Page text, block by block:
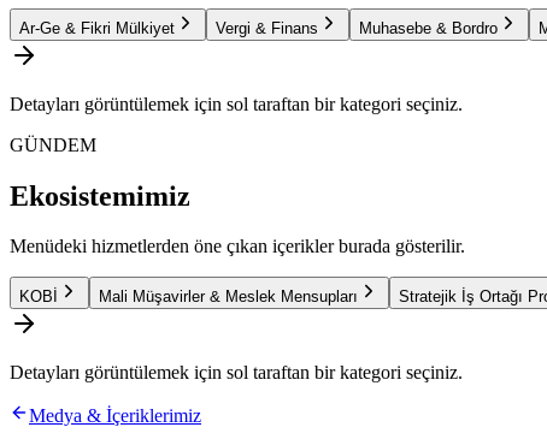
Ar-Ge & Fikri Mülkiyet Vergi & Finans Muhasebe & Bordro
Detayları görüntülemek için sol taraftan bir kategori seçiniz.
GÜNDEM
Ekosistemimiz
Menüdeki hizmetlerden öne çıkan içerikler burada gösterilir.
KOBİ Mali Müşavirler & Meslek Mensupları Stratejik İş Ortağı
Detayları görüntülemek için sol taraftan bir kategori seçiniz.
Medya & İçeriklerimiz